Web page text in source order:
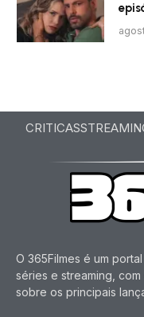
CRITICAS
O 365Filmes é um
séries e streaming,
sobre os principais